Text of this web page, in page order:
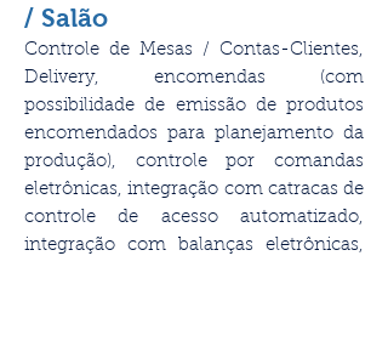
/ Salão
Controle de Mesas / Contas-Clientes,
Delivery, encomendas (com
possibilidade de emissão de produtos
encomendados para planejamento da
produção), controle por comandas
eletrônicas, integração com catracas de
controle de acesso automatizado,
integração com balanças eletrônicas,